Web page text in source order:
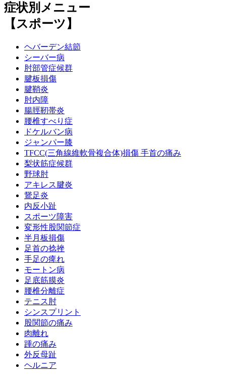
症状別メニュー
【スポーツ】
ヘバーデン結節
シーバー病
肘部管症候群
腱板損傷
腱鞘炎
肘内障
腸脛靭帯炎
腰椎すべり症
ドケルバン病
ジャンパー膝
TFCC(三角線維軟骨複合体)損傷 手首の痛み
梨状筋症候群
野球肘
アキレス腱炎
鵞足炎
内反小趾
スポーツ障害
変形性股関節症
半月板損傷
足首の捻挫
手足の痺れ
モートン病
足底筋膜炎
腰椎分離症
テニス肘
シンスプリント
股関節の痛み
肉離れ
踵の痛み
外反母趾
ヘルニア